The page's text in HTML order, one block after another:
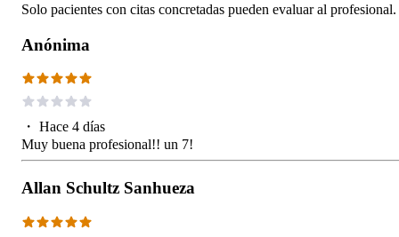
Solo pacientes con citas concretadas pueden evaluar al profesional.
Anónima
・ Hace 4 días
Muy buena profesional!! un 7!
Allan Schultz Sanhueza